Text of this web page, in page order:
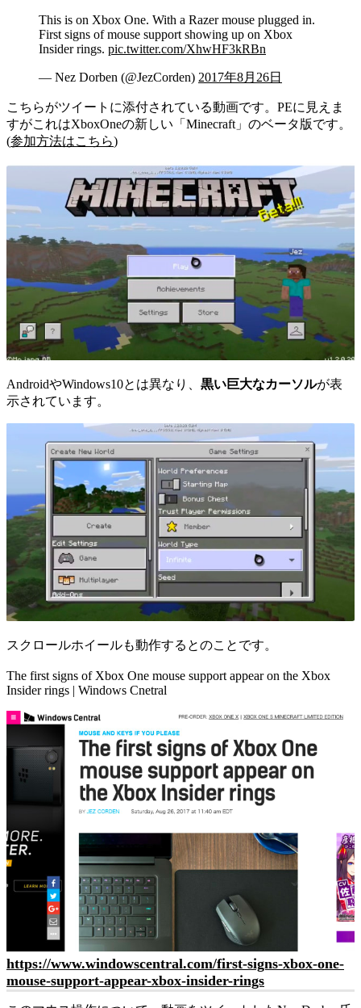
This is on Xbox One. With a Razer mouse plugged in.
First signs of mouse support showing up on Xbox
Insider rings. pic.twitter.com/XhwHF3kRBn
— Nez Dorben (@JezCorden) 2017年8月26日
こちらがツイートに添付されている動画です。PEに見えま
すがこれはXboxOneの新しい「Minecraft」のベータ版です。
(参加方法はこちら)
AndroidやWindows10とは異なり、 黒い巨大なカーソルが表
示されています。
スクロールホイールも動作するとのことです。
The first signs of Xbox One mouse support appear on the Xbox
Insider rings | Windows Cnetral
https://www.windowscentral.com/first-signs-xbox-one-
mouse-support-appear-xbox-insider-rings